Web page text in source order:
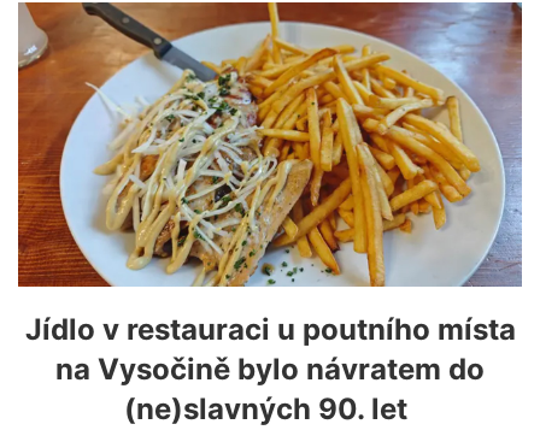
Jídlo v restauraci u poutního místa
na Vysočině bylo návratem do
(ne)slavných 90. let